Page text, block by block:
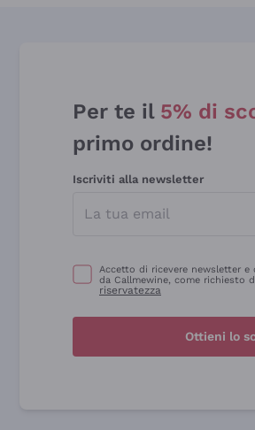
Per te il 5% di
primo ordine!
Iscriviti alla newsletter
Accetto di ricevere newsletter
da Callmewine, come richiesto
riservatezza
Ottieni lo